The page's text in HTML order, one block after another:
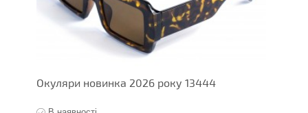
Окуляри новинка 2026 року 13444